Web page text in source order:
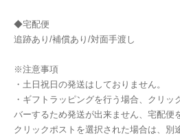
◆宅配便
追跡あり/補償あり/対面手渡し
※注意事項
・土日祝日の発送はしておりません。
・ギフトラッピングを行う場合、クリッ
バーするため発送が出来ません、宅配便
クリックポストを選択された場合は、別